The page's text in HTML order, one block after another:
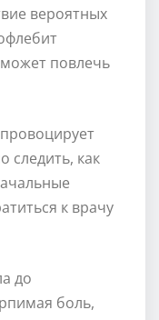
вероятных
повлечь
следить, как
к врачу
до
боль,